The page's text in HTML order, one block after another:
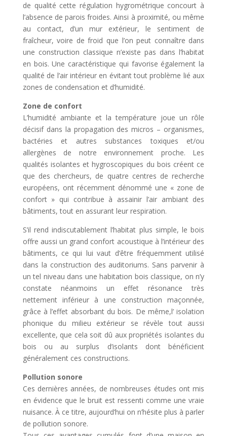
de qualité cette régulation hygrométrique concourt à
l’absence de parois froides. Ainsi à proximité, ou même
au contact, d’un mur extérieur, le sentiment de
fraîcheur, voire de froid que l’on peut connaître dans
une construction classique n’existe pas dans l’habitat
en bois. Une caractéristique qui favorise également la
qualité de l’air intérieur en évitant tout problème lié aux
zones de condensation et d’humidité.
Zone de confort
L’humidité ambiante et la température joue un rôle
décisif dans la propagation des micros – organismes,
bactéries et autres substances toxiques et/ou
allergènes de notre environnement proche. Les
qualités isolantes et hygroscopiques du bois créent ce
que des chercheurs, de quatre centres de recherche
européens, ont récemment dénommé une « zone de
confort » qui contribue à assainir l’air ambiant des
bâtiments, tout en assurant leur respiration.
S’il rend indiscutablement l’habitat plus simple, le bois
offre aussi un grand confort acoustique à l’intérieur des
bâtiments, ce qui lui vaut d’être fréquemment utilisé
dans la construction des auditoriums. Sans parvenir à
un tel niveau dans une habitation bois classique, on n’y
constate néanmoins un effet résonance très
nettement inférieur à une construction maçonnée,
grâce à l’effet absorbant du bois. De même,l’ isolation
phonique du milieu extérieur se révèle tout aussi
excellente, que cela soit dû aux propriétés isolantes du
bois ou au surplus d’isolants dont bénéficient
généralement ces constructions.
Pollution sonore
Ces dernières années, de nombreuses études ont mis
en évidence que le bruit est ressenti comme une vraie
nuisance. À ce titre, aujourd’hui on n’hésite plus à parler
de pollution sonore.